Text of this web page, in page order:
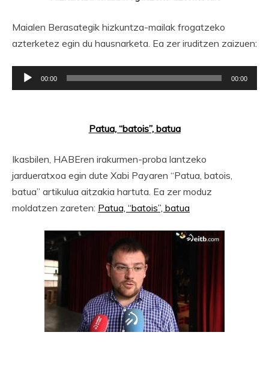
Maialen Berasategik hizkuntza-mailak frogatzeko
azterketez egin du hausnarketa. Ea zer iruditzen zaizuen:
Soinu
erreproduzigailua
00:00 00:00
Patua, “batois”, batua
Ikasbilen, HABEren irakurmen-proba lantzeko
jardueratxoa egin dute Xabi Payaren “Patua, batois,
batua” artikulua aitzakia hartuta. Ea zer moduz
moldatzen zareten: Patua, “batois”, batua